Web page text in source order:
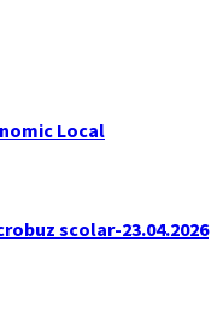
Local
scolar-23.04.2026